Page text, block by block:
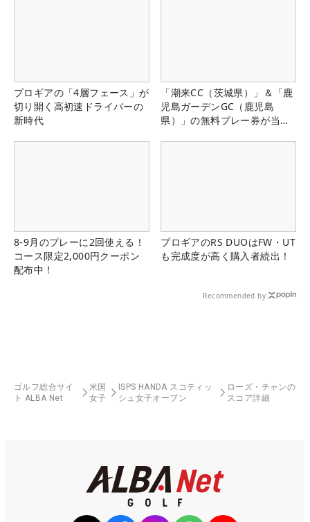
プロギアの「4層フェース」が
切り開く高初速ドライバーの
新時代
「潮来CC（茨城県）」＆「鹿
児島ガーデンGC（鹿児島
県）」の無料プレー券が当た
8-9月のプレーに2回使える！
コース限定2,000円クーポン
配布中！
プロギアのRS DUOはFW・UT
も完成度が高く購入者続出！
Recommended by
ゴルフ総合サイ
ト ALBA Net
米国
女子
ISPS HANDA スコティッ
シュ女子オープン
ローズ・チャンの
スコア詳細